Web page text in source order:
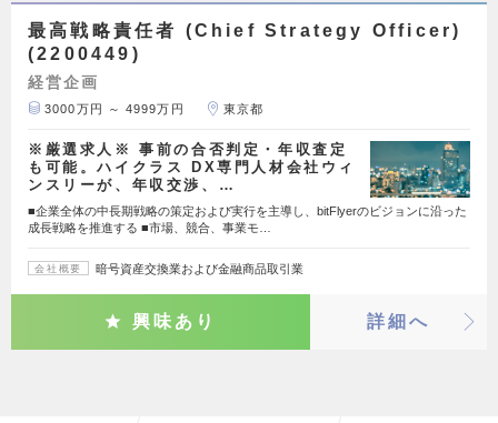
最高戦略責任者 (Chief Strategy Officer)
(2200449)
経営企画
3000万円 ～ 4999万円 東京都
※厳選求人※ 事前の合否判定・年収査定
も可能。ハイクラス DX専門人材会社ウィ
ンスリーが、年収交渉、…
■企業全体の中長期戦略の策定および実行を主導し、bitFlyerのビジョンに沿った
成長戦略を推進する ■市場、競合、事業モ…
会社概要 暗号資産交換業および金融商品取引業
興味あり 詳細へ